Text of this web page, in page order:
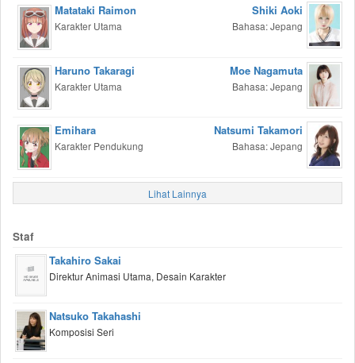
Matataki Raimon
Karakter Utama
Shiki Aoki
Bahasa: Jepang
Haruno Takaragi
Karakter Utama
Moe Nagamuta
Bahasa: Jepang
Emihara
Karakter Pendukung
Natsumi Takamori
Bahasa: Jepang
Lihat Lainnya
Staf
Takahiro Sakai
Direktur Animasi Utama, Desain Karakter
Natsuko Takahashi
Komposisi Seri